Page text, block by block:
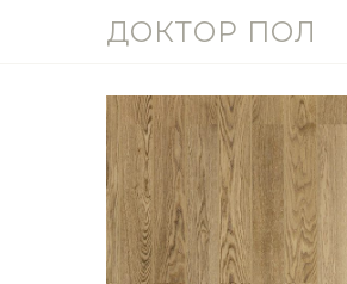
ДОКТОР ПОЛ
ГЛАВНАЯ
КАТАЛОГ
УСЛУГИ
О НАС